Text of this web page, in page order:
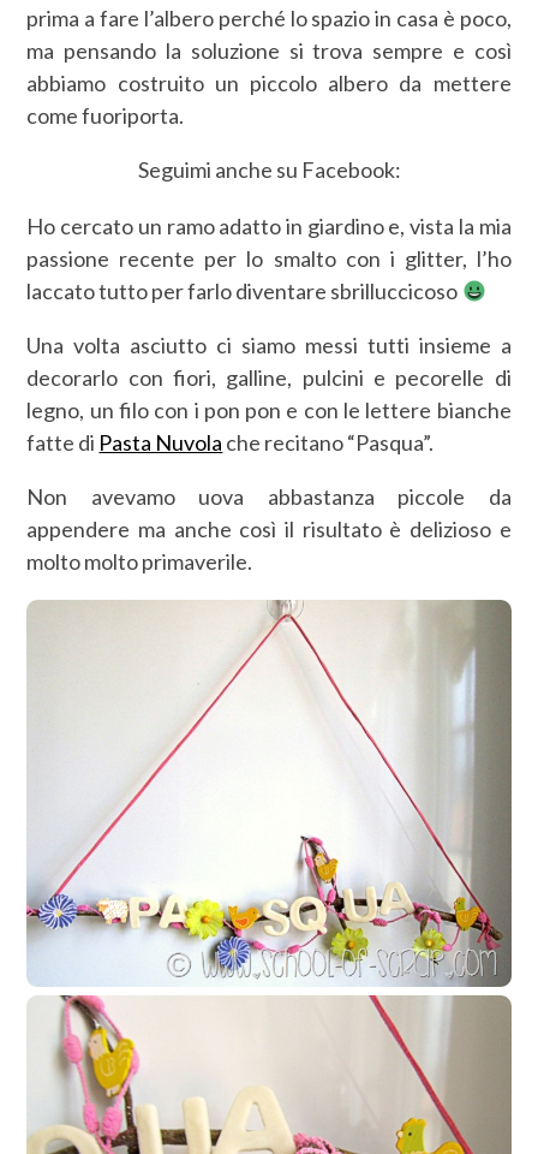
prima a fare l’albero perché lo spazio in casa è poco,
ma pensando la soluzione si trova sempre e così
abbiamo costruito un piccolo albero da mettere
come fuoriporta.
Seguimi anche su Facebook:
Ho cercato un ramo adatto in giardino e, vista la mia
passione recente per lo smalto con i glitter, l’ho
laccato tutto per farlo diventare sbrilluccicoso
Una volta asciutto ci siamo messi tutti insieme a
decorarlo con fiori, galline, pulcini e pecorelle di
legno, un filo con i pon pon e con le lettere bianche
fatte di Pasta Nuvola che recitano “Pasqua”.
Non avevamo uova abbastanza piccole da
appendere ma anche così il risultato è delizioso e
molto molto primaverile.